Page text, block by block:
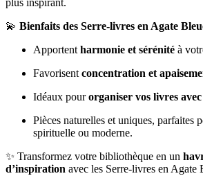
💫 Bienfaits des Serre-livres en Agate
Apportent harmonie et sérénité à
Favorisent concentration et
Idéaux pourorganiser vos livres
Pièces naturelles et uniques, parfaites
spirituelle ou moderne.
✨ Transformez votre bibliothèque en un
d’inspiration avec les Serre-livres en Agate